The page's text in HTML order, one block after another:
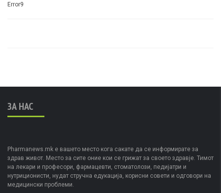
Error9
ЗА НАС
Pharmanews.mk е вашето место кога сакате да се информирате за
здрав живот. Место за сите оние кои се грижат за своето здравје. Тимот
на лекари и професори, фармацевти, стоматолози, педијатри и
нутриционисти, нудат стручна едукација, корисни совети и одговори на
медицински проблеми.